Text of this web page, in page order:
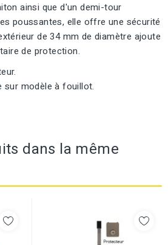
ainsi que d'un demi-tour
poussantes, elle offre une sécurité
de 34 mm de diamètre ajoute
de protection.
sur modèle à fouillot.
dans la même